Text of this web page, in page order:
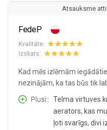
Atsauksme
FedeP
Kvalitāte:
Izskats:
Kad mēs izlēmām
nezinājām, ka tas būs tik
Plusi:
Telma virtuves
aerators, kas
ļoti svarīgs, divi